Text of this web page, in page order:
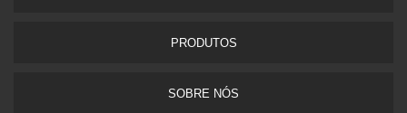
PRODUTOS
SOBRE NÓS